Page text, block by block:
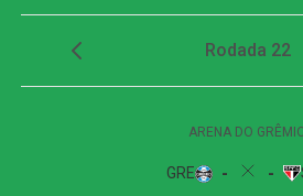
clube mineiro entre os oito
Campeonato